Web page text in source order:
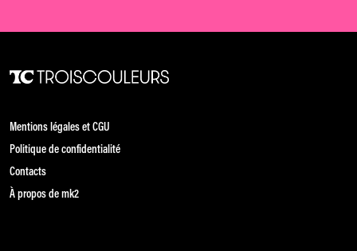
Mentions légales et CGU
Politique de confidentialité
Contacts
À propos de mk2